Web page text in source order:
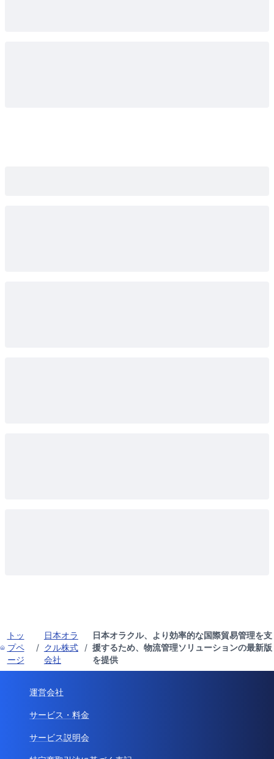
トッ
プペ
ージ
/
日本オラ
クル株式
会社
/
日本オラクル、より効率的な国際貿易管理を支
援するため、物流管理ソリューションの最新版
を提供
運営会社
サービス・料金
サービス説明会